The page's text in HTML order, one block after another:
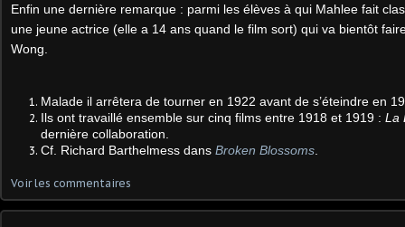
Enfin une dernière remarque : parmi les élèves à qui Mahlee fait
une jeune actrice (elle a 14 ans quand le film sort) qui va bientôt
Wong.
Malade il arrêtera de tourner en 1922 avant de s’éteindre en
Ils ont travaillé ensemble sur cinq films entre 1918 et 1919 : La
dernière collaboration.
Cf. Richard Barthelmess dans Broken Blossoms
Voir les commentaires